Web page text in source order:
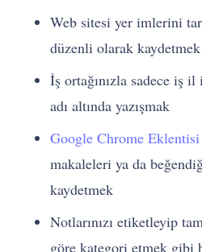
Web sitesi yer imlerini
düzenli olarak kaydetmek
İş ortağınızla sadece iş
adı altında yazışmak
Google Chrome Eklentisi
makaleleri ya da
kaydetmek
Notlarınızı etiketleyip
göre kategori etmek gibi